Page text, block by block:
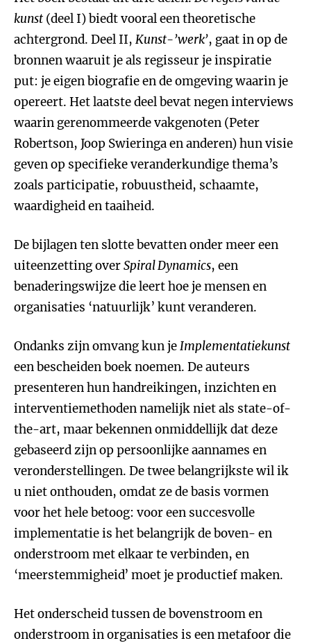
kunst (deel I) biedt vooral een theoretische
achtergrond. Deel II, Kunst-’werk’, gaat in op de
bronnen waaruit je als regisseur je inspiratie
put: je eigen biografie en de omgeving waarin je
opereert. Het laatste deel bevat negen interviews
waarin gerenommeerde vakgenoten (Peter
Robertson, Joop Swieringa en anderen) hun visie
geven op specifieke veranderkundige thema’s
zoals participatie, robuustheid, schaamte,
waardigheid en taaiheid.
De bijlagen ten slotte bevatten onder meer een
uiteenzetting overSpiral Dynamics, een
benaderingswijze die leert hoe je mensen en
organisaties ‘natuurlijk’ kunt veranderen.
Ondanks zijn omvang kun jeImplementatiekunst
een bescheiden boek noemen. De auteurs
presenteren hun handreikingen, inzichten en
interventiemethoden namelijk niet als state-of-
the-art, maar bekennen onmiddellijk dat deze
gebaseerd zijn op persoonlijke aannames en
veronderstellingen. De twee belangrijkste wil ik
u niet onthouden, omdat ze de basis vormen
voor het hele betoog: voor een succesvolle
implementatie is het belangrijk de boven- en
onderstroom met elkaar te verbinden, en
‘meerstemmigheid’ moet je productief maken.
Het onderscheid tussen de bovenstroom en
onderstroom in organisaties is een metafoor die